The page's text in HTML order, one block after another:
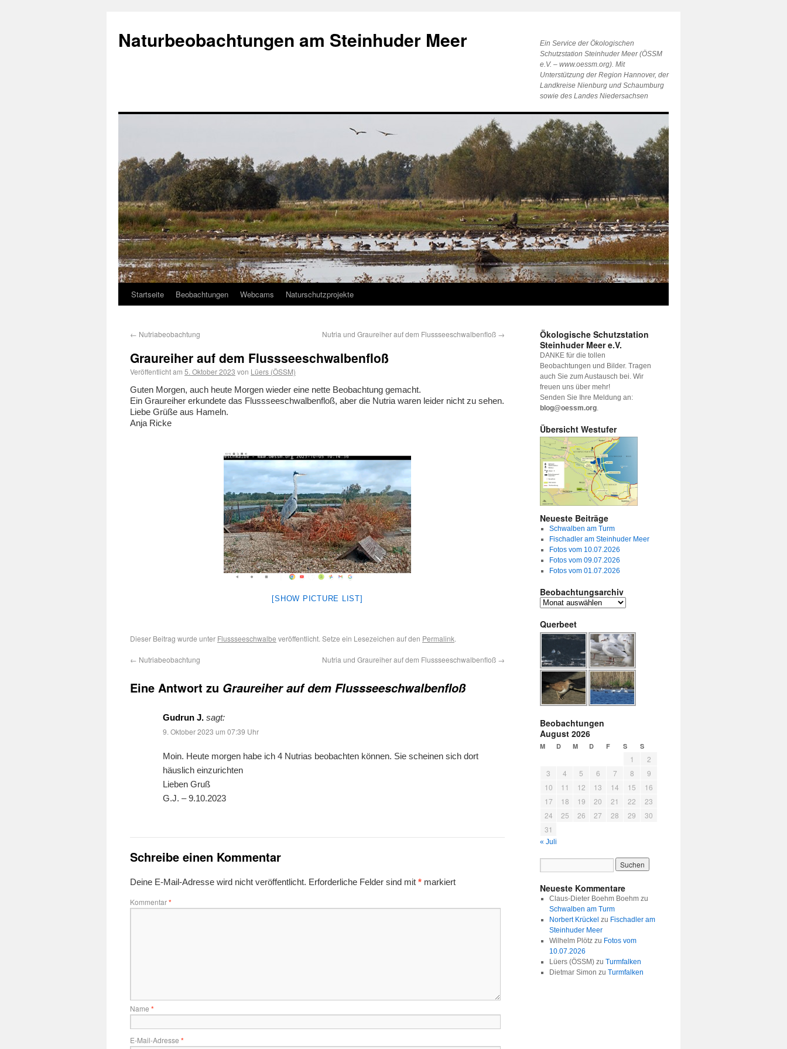
Naturbeobachtungen am Steinhuder Meer
Ein Service der Ökologischen
Schutzstation Steinhuder Meer (ÖSSM
e.V. – www.oessm.org). Mit
Unterstützung der Region Hannover, der
Landkreise Nienburg und Schaumburg
sowie des Landes Niedersachsen
Startseite Beobachtungen Webcams Naturschutzprojekte
← Nutriabeobachtung Nutria und Graureiher auf dem Flussseeschwalbenfloß →
Graureiher auf dem Flussseeschwalbenfloß
Veröffentlicht am 5. Oktober 2023 von Lüers (ÖSSM)
Guten Morgen, auch heute Morgen wieder eine nette Beobachtung gemacht.
Ein Graureiher erkundete das Flussseeschwalbenfloß, aber die Nutria waren leider nicht zu sehen.
Liebe Grüße aus Hameln.
Anja Ricke
[SHOW PICTURE LIST]
Dieser Beitrag wurde unter Flussseeschwalbe veröffentlicht. Setze ein Lesezeichen auf den Permalink.
← Nutriabeobachtung Nutria und Graureiher auf dem Flussseeschwalbenfloß →
Eine Antwort zu Graureiher auf dem Flussseeschwalbenfloß
Gudrun J. sagt:
9. Oktober 2023 um 07:39 Uhr
Moin. Heute morgen habe ich 4 Nutrias beobachten können. Sie scheinen sich dort
häuslich einzurichten
Lieben Gruß
G.J. – 9.10.2023
Schreibe einen Kommentar
Deine E-Mail-Adresse wird nicht veröffentlicht. Erforderliche Felder sind mit * markiert
Kommentar*
Name *
E-Mail-Adresse *
Ökologische Schutzstation
Steinhuder Meer e.V.
DANKE für die tollen
Beobachtungen und Bilder. Tragen
auch Sie zum Austausch bei. Wir
freuen uns über mehr!
Senden Sie Ihre Meldung an:
blog@oessm.org.
Übersicht Westufer
Neueste Beiträge
Schwalben am Turm
Fischadler am Steinhuder Meer
Fotos vom 10.07.2026
Fotos vom 09.07.2026
Fotos vom 01.07.2026
Beobachtungsarchiv
Querbeet
Beobachtungen
August 2026
M D M D F S S
1
2
3
4 5 6 7 8
9
10
11 12 13 14 15
16
17
18 19 20 21 22
23
24
25 26 27 28 29
30
31
« Juli
Neueste Kommentare
Claus-Dieter Boehm Boehmzu
Schwalben am Turm
Norbert Krückel zu Fischadler am
Steinhuder Meer
Wilhelm Plötzzu Fotos vom
10.07.2026
Lüers (ÖSSM)zu Turmfalken
Dietmar Simon zu Turmfalken